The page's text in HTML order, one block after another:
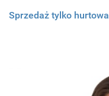
Sprzedaż tylko hurtowa